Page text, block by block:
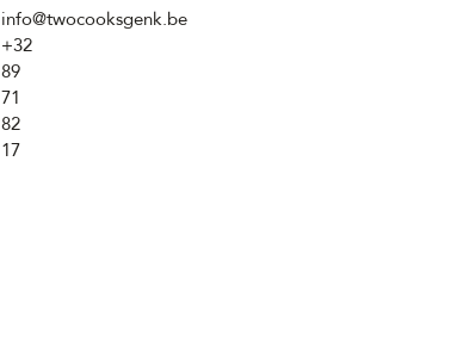
info@twocooksgenk.be
+32
89
71
82
17